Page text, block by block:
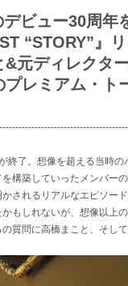
ビュー30周年
“STORY”』
&元ディレクタ
プレミアム・ト
終了。想像を超える当時の
を構築していったメンバー
かされるリアルなエピソー
かもしれないが、想像以上
質問に高橋まこと、そし